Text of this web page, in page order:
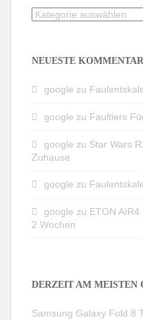
Kategorien
NEUESTE
google zu
google zu Faultiers
google zu Star Wars
Zuhause
google zu
google zu ETON
2 Wochen
DERZEIT AM MEISTEN
Samsung Galaxy Fold 8